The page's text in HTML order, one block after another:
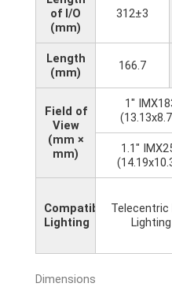
of I/O
(mm)
312±3
Length
(mm)
166.7
Field of
View
(mm ×
mm)
1"
1.1"
Compatible
Lighting
Telecentric
Lighting
Dimensions